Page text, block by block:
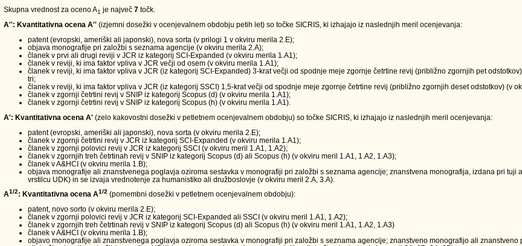
Skupna vrednost za oceno A1 je največ 7 točk.
A'': Kvantitativna ocena A'' (izjemni dosežki v ocenjevalnem obdobju petih let) so točke SICRIS, ki izhajajo iz naslednjih meril ocenjevanja:
patent (evropski, ameriški ali japonski), nova sorta (v prilogi 1 v okviru merila 2.E);
objava monografije pri založbi s seznama agencije (v okviru merila 2.A);
članek v prvi ali drugi reviji v JCR iz kategorij SCI-Expanded (v okviru merila 1.A1);
članek v reviji, ki ima faktor vpliva v JCR večji od osem (v okviru merila 1.A1);
članek v reviji, ki ima faktor vpliva v JCR (iz kategorij SCI-Expanded) 3-krat večji od spodnje meje zgornje četrtine revij (približno zgornjih pet
tri;
članek v reviji, ki ima faktor vpliva v JCR (iz kategorij SSCI) 1,5-krat večji od spodnje meje zgornje četrtine revij (približno zgornjih deset odstotkov) (v
članek v zgornji četrtini revij v SNIP iz kategorij Scopus (d) (v okviru merila 1.A1);
članek v zgornji četrtini revij v SNIP iz kategorij Scopus (h) (v okviru merila 1.A1).
A': Kvantitativna ocena A' (zelo kakovostni dosežki v petletnem ocenjevalnem obdobju) so točke SICRIS, ki izhajajo iz naslednjih meril ocenjevanja:
patent (evropski, ameriški ali japonski), nova sorta (v okviru merila 2.E);
članek v zgornji četrtini revij v JCR iz kategorij SCI-Expanded (v okviru merila 1.A1);
članek v zgornji polovici revij v JCR iz kategorij SSCI (v okviru meril 1.A1, 1.A2);
članek v zgornjih treh četrtinah revij v SNIP iz kategorij Scopus (d) ali Scopus (h) (v okviru meril 1.A1, 1.A2, 1.A3);
članek v A&HCI (v okviru merila 1.B);
objava monografije ali znanstvenega poglavja oziroma sestavka v monografiji pri založbi s seznama agencije; znanstvena monografija, izdana pri
vrstilcu UDK) in se izvaja vrednotenje za humanistiko ali družboslovje (v okviru meril 2.A, 3.A).
A1/2: Kvantitativna ocena A1/2 (pomembni dosežki v petletnem ocenjevalnem obdobju):
patent, novo sorto (v okviru merila 2.E);
članek v zgornji polovici revij v JCR iz kategorij SCI-Expanded ali SSCI (v okviru meril 1.A1, 1.A2);
članek v zgornjih treh četrtinah revij v SNIP iz kategorij Scopus (d) ali Scopus (h) (v okviru meril 1.A1, 1.A2, 1.A3)
članek v A&HCI (v okviru merila 1.B);
objavo monografije ali znanstvenega poglavja oziroma sestavka v monografiji pri založbi s seznama agencije; znanstveno monografijo ali